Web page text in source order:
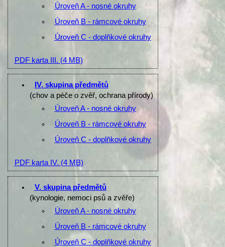
Úroveň A - nosné okruhy
Úroveň B - rámcové okruhy
Úroveň C - doplňkové okruhy
PDF karta III. (4 MB)
IV. skupina předmětů
(chov a péče o zvěř, ochrana přírody)
Úroveň A - nosné okruhy
Úroveň B - rámcové okruhy
Úroveň C - doplňkové okruhy
PDF karta IV. (4 MB)
V. skupina předmětů
(kynologie, nemoci psů a zvěře)
Úroveň A - nosné okruhy
Úroveň B - rámcové okruhy
Úroveň C - doplňkové okruhy